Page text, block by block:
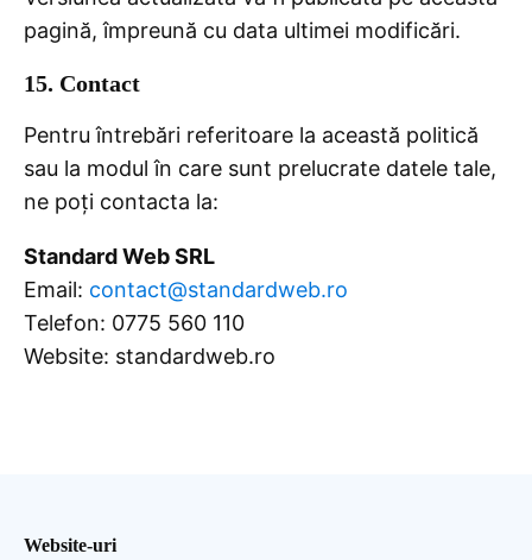
pagină, împreună cu data ultimei modificări.
15. Contact
Pentru întrebări referitoare la această politică
sau la modul în care sunt prelucrate datele tale,
ne poți contacta la:
Standard Web SRL
Email: contact@standardweb.ro
Telefon: 0775 560 110
Website: standardweb.ro
Website-uri